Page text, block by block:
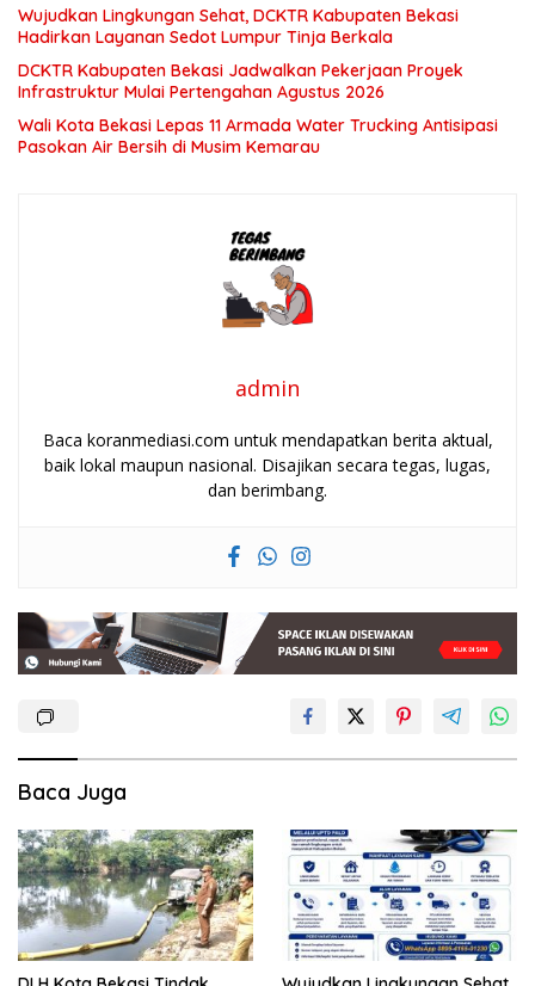
Wujudkan Lingkungan Sehat, DCKTR Kabupaten Bekasi
Hadirkan Layanan Sedot Lumpur Tinja Berkala
DCKTR Kabupaten Bekasi Jadwalkan Pekerjaan Proyek
Infrastruktur Mulai Pertengahan Agustus 2026
Wali Kota Bekasi Lepas 11 Armada Water Trucking Antisipasi
Pasokan Air Bersih di Musim Kemarau
admin
Baca koranmediasi.com untuk mendapatkan berita aktual,
baik lokal maupun nasional. Disajikan secara tegas, lugas,
dan berimbang.
Baca Juga